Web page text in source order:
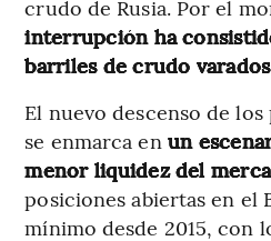
crudo de Rusia. Por el
interrupción ha
barriles de crudo
El nuevo descenso de
se enmarca en un
menor liquidez del
posiciones abiertas en el
mínimo desde 2015, con